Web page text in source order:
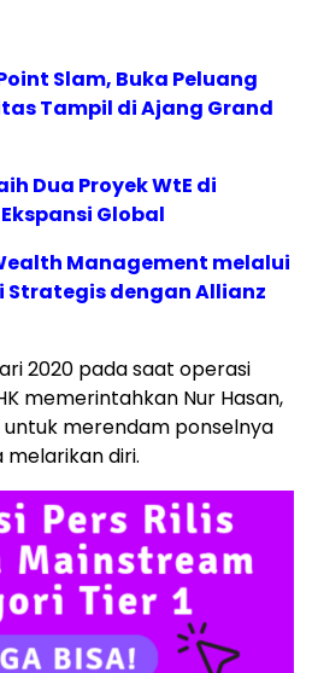
Slam, Buka Peluang
Tampil di Ajang Grand
Dua Proyek WtE di
Global
Management melalui
Strategis dengan Allianz
2020 pada saat operasi
memerintahkan Nur Hasan,
merendam ponselnya
diri.